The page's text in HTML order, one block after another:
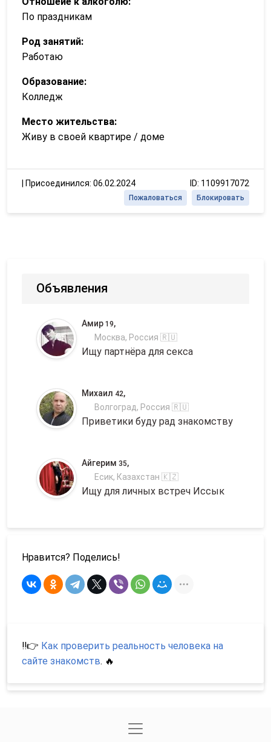
По праздникам
Род занятий:
Работаю
Образование:
Колледж
Место жительства:
Живу в своей квартире / доме
| Присоединился: 06.02.2024 ID: 1109917072
Блокировать
Пожаловаться
Объявления
Амир 19,
Москва, Россия 🇷🇺
Ищу партнёра для секса
Михаил 42,
Волгоград, Россия 🇷🇺
Приветики буду рад знакомству
Айгерим 35,
Есик, Казахстан 🇰🇿
Ищу для личных встреч Иссык
Нравится? Поделись!
‼️👉 Как проверить реальность человека на
сайте знакомств. 🔥